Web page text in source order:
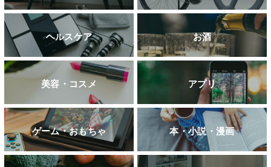
ヘルスケア お酒
美容・コスメ アプリ
ゲーム・おもちゃ 本・小説・漫画